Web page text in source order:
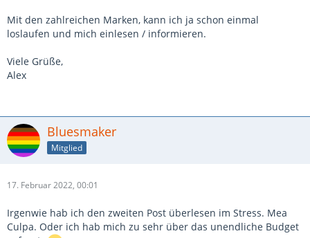
Mit den zahlreichen Marken, kann ich ja schon einmal
loslaufen und mich einlesen / informieren.
Viele Grüße,
Alex
Bluesmaker
Mitglied
17. Februar 2022, 00:01
Irgenwie hab ich den zweiten Post überlesen im Stress. Mea
Culpa. Oder ich hab mich zu sehr über das unendliche Budget